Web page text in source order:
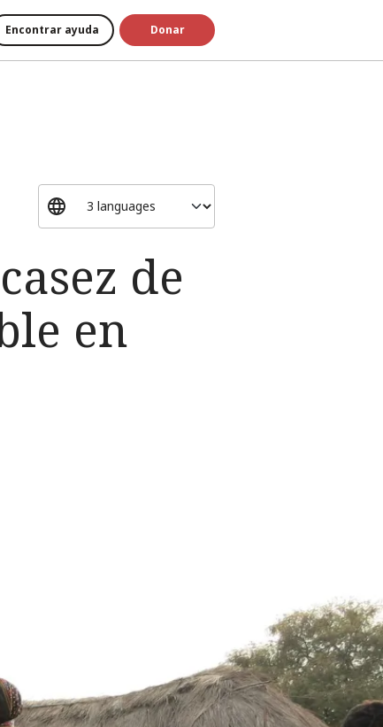
Encontrar ayuda Donar
de
en